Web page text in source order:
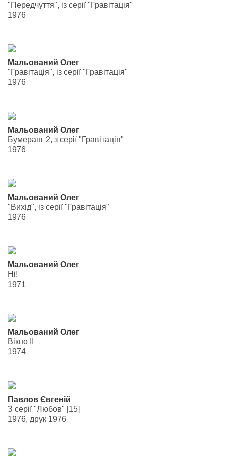
"Передчуття", із серії "Гравітація"
1976
Мальований Олег
"Гравітація", із серії "Гравітація"
1976
Мальований Олег
Бумеранг 2, з серії "Гравітація"
1976
Мальований Олег
"Вихід", із серії "Гравітація"
1976
Мальований Олег
Ні!
1971
Мальований Олег
Вікно II
1974
Павлов Євгеній
З серії "Любов" [15]
1976, друк 1976